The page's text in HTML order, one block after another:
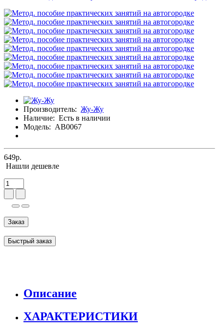
Производитель: Жу-Жу
Наличие: Есть в наличии
Модель: АВ0067
649р.
Нашли дешевле
Заказ
Быстрый заказ
Описание
ХАРАКТЕРИСТИКИ